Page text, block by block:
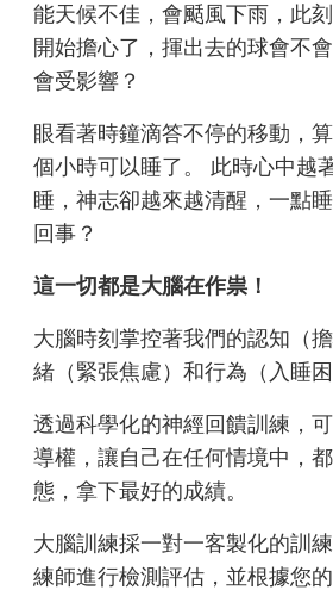
能天候不佳，會颳風下雨，此
開始擔心了，揮出去的球會不
會受影響？
眼看著時鐘滴答不停的移動，
個小時可以睡了。 此時心中越
睡，神志卻越來越清醒，一點
回事？
這一切都是大腦在作祟！
大腦時刻掌控著我們的認知（
緒（緊張焦慮）和行為（入睡困
透過科學化的神經回饋訓練，
導權，讓自己在任何情境中，
態，拿下最好的成績。
大腦訓練採一對一客製化的訓
練師進行檢測評估，並根據您